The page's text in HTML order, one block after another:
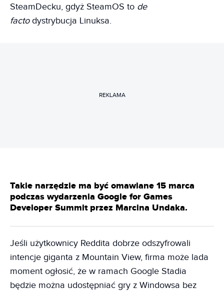
SteamDecku, gdyż SteamOS to de
factodystrybucja Linuksa.
REKLAMA
Takie narzędzie ma być omawiane 15 marca
podczas wydarzenia Google for Games
Developer Summit przez Marcina Undaka.
Jeśli użytkownicy Reddita dobrze odszyfrowali
intencje giganta z Mountain View, firma może lada
moment ogłosić, że w ramach Google Stadia
będzie można udostępniać gry z Windowsa bez